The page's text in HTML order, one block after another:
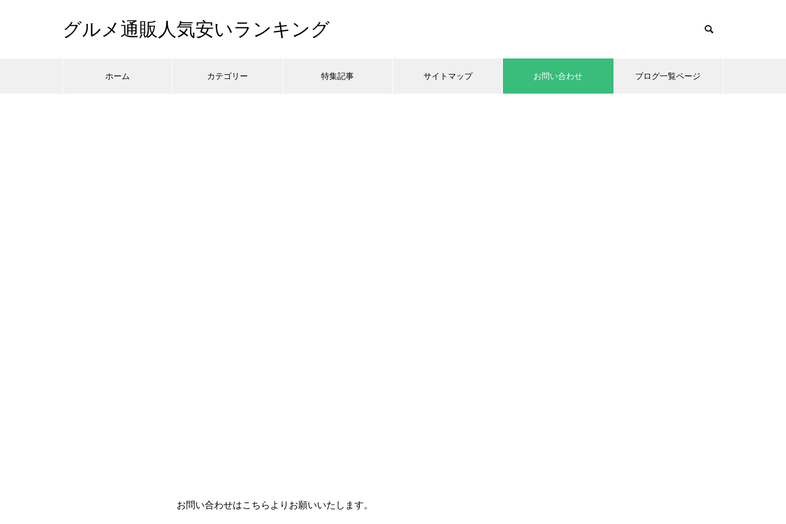
グルメ通販人気安いランキング
ホーム カテゴリー 特集記事 サイトマップ お問い合わせ ブログ一覧ページ
お問い合わせはこちらよりお願いいたします。